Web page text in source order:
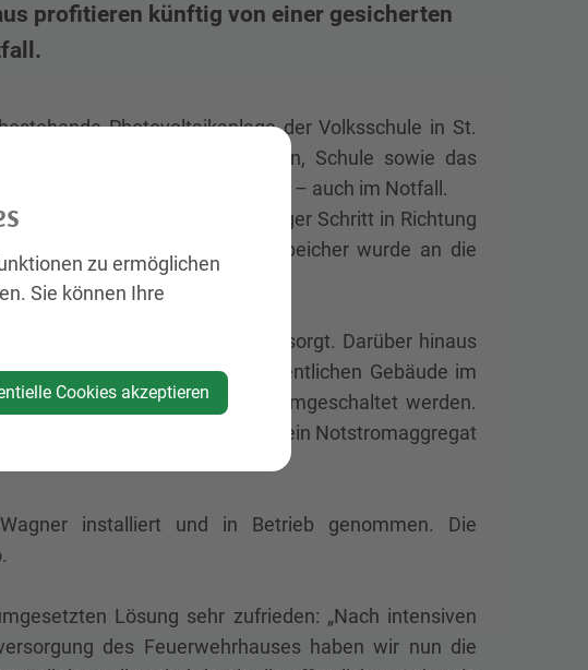
profitieren künftig von einer gesicherten
Photovoltaikanlage der Volksschule in St.
deutlich gestärkt. Kindergarten, Schule sowie das
Strom- und Wärmeversorgung – auch im Notfall.
wurde in St. Johann ein wichtiger Schritt in Richtung
gesetzt. Der 45-kWh-Batteriespeicher wurde an die
angeschlossen.
zu 100 Prozent versorgt. Darüber hinaus
sowie die Heizung der öffentlichen Gebäude im
auf Notstrombetrieb umgeschaltet werden.
die Möglichkeit, ihn über ein Notstromaggregat
installiert und in Betrieb genommen. Die
Lösung sehr zufrieden: „Nach intensiven
des Feuerwehrhauses haben wir nun die
zu ermöglichen
Sie können Ihre
Cookies akzeptieren